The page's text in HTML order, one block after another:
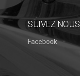
SUIVEZ NOUS
Facebook